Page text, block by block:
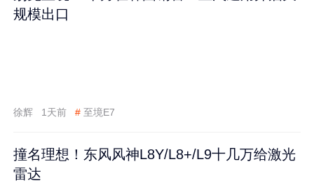
规模出口
徐辉 1天前 # 至境E7
撞名理想！东风风神L8Y/L8+/L9十几万给激光
雷达